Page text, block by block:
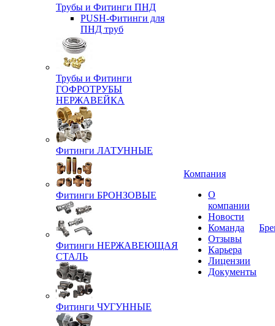
Трубы и Фитинги ПНД
PUSH-Фитинги для
ПНД труб
Трубы и Фитинги
ГОФРОТРУБЫ
НЕРЖАВЕЙКА
Фитинги ЛАТУННЫЕ
Фитинги БРОНЗОВЫЕ
Фитинги НЕРЖАВЕЮЩАЯ
СТАЛЬ
Фитинги ЧУГУННЫЕ
Компания
О
компании
Новости
Команда
Отзывы
Карьера
Лицензии
Документы